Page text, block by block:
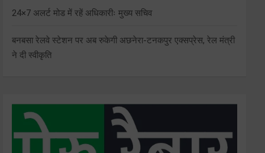
24×7 अलर्ट मोड में रहें अधिकारीः मुख्य सचिव
बनबसा रेलवे स्टेशन पर अब रुकेगी अछनेरा-टनकपुर एक्सप्रेस, रेल मंत्री
ने दी स्वीकृति